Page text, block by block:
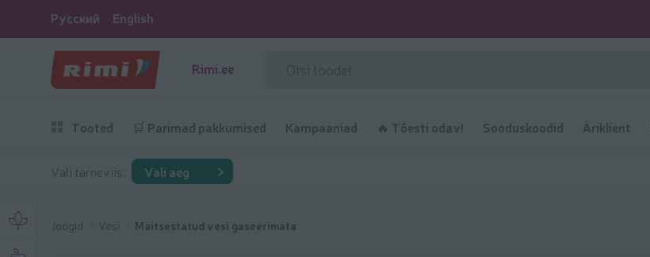
Русский English
Rimi.ee
Tooted 🛒 Parimad pakkumised Kampaaniad 🔥 Tõesti odav! Sooduskoodid Äriklient
Vali tarneviis: Vali aeg
Joogid Vesi Maitsestatud vesi gaseerimata